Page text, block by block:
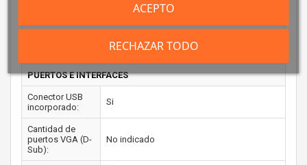
Negro
PUERTOS E INTERFACES
Conector USB
incorporado:
Si
Cantidad de
puertos VGA (D-
Sub):
No indicado
RECHAZAR TODO
ACEPTO